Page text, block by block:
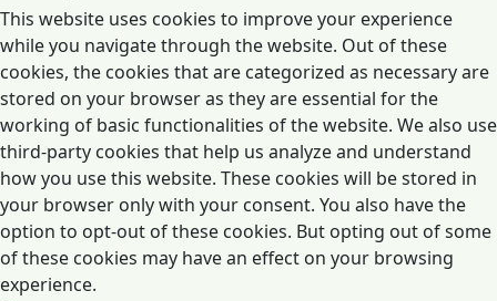
This website uses cookies to improve your experience
while you navigate through the website. Out of these
cookies, the cookies that are categorized as necessary are
stored on your browser as they are essential for the
working of basic functionalities of the website. We also use
third-party cookies that help us analyze and understand
how you use this website. These cookies will be stored in
your browser only with your consent. You also have the
option to opt-out of these cookies. But opting out of some
of these cookies may have an effect on your browsing
experience.